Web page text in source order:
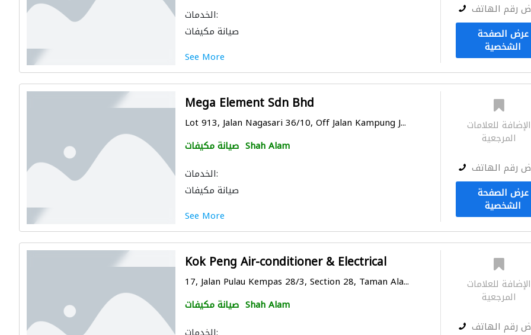
الخدمات:
صيانة مكيفات
See More
رقم الهاتف
عرض الصفحة
الشخصية
Mega Element Sdn Bhd
Lot 913, Jalan Nagasari 36/10, Off Jalan Kampung J...
صيانة مكيفات Shah Alam
الخدمات:
صيانة مكيفات
See More
الإضافة للعلامات
المرجعية
رقم الهاتف
عرض الصفحة
الشخصية
Kok Peng Air-conditioner & Electrical
17, Jalan Pulau Kempas 28/3, Section 28, Taman Ala...
صيانة مكيفات Shah Alam
الإضافة للعلامات
المرجعية
رقم الهاتف